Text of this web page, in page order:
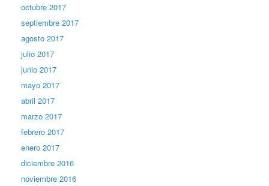
octubre 2017
septiembre 2017
agosto 2017
julio 2017
junio 2017
mayo 2017
abril 2017
marzo 2017
febrero 2017
enero 2017
diciembre 2016
noviembre 2016